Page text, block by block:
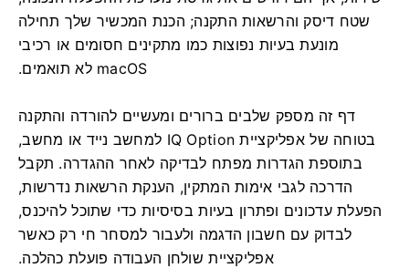
שטח דיסק והרשאות התקנה; הכנת המכשיר שלך תחילה
מונעת בעיות נפוצות כמו מתקינים חסומים או רכיבי
macOS לא תואמים.
דף זה מספק שלבים ברורים ומעשיים להורדה והתקנה
בטוחה של אפליקציית IQ Option למחשב נייד או מחשב,
בתוספת הגדרות מפתח לבדיקה לאחר ההגדרה. תקבל
הדרכה לגבי אימות המתקין, הענקת הרשאות נדרשות,
הפעלת עדכונים ופתרון בעיות בסיסיות כדי שתוכל להיכנס,
לבדוק עם חשבון הדגמה ולעבור למסחר חי רק כאשר
אפליקציית שולחן העבודה פועלת כהלכה.